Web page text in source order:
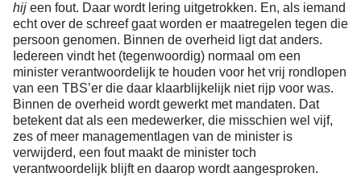
hij een fout. Daar wordt lering uitgetrokken. En, als iemand
echt over de schreef gaat worden er maatregelen tegen die
persoon genomen. Binnen de overheid ligt dat anders.
Iedereen vindt het (tegenwoordig) normaal om een
minister verantwoordelijk te houden voor het vrij rondlopen
van een TBS’er die daar klaarblijkelijk niet rijp voor was.
Binnen de overheid wordt gewerkt met mandaten. Dat
betekent dat als een medewerker, die misschien wel vijf,
zes of meer managementlagen van de minister is
verwijderd, een fout maakt de minister toch
verantwoordelijk blijft en daarop wordt aangesproken.